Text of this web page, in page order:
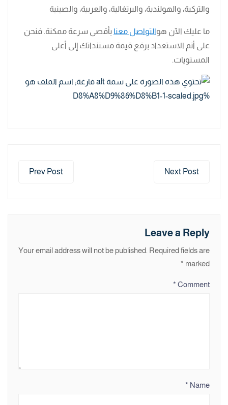
والتركية، والهولندية، والبرتغالية، والعربية، والصينية
ما عليك الآن هوالتواصل معنا بأقصى سرعة ممكنة. فنحن
على أتم الاستعداد برفع قيمة مستنداتك إلى أعلى
المستويات.
Prev Post Next Post
Leave a Reply
Your email address will not be published. Required fields are
marked
*
Comment
*
Name
*